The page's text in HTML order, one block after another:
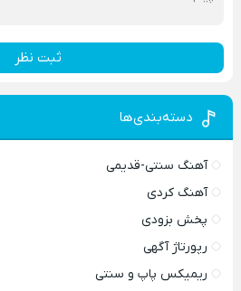
ثبت نظر
دسته‌بندی‌ها
آهنگ سنتی-قدیمی
آهنگ کردی
پخش بزودی
رپورتاژ آگهی
ریمیکس پاپ و سنتی